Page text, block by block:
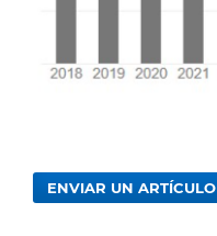
ENVIAR UN ARTÍCULO